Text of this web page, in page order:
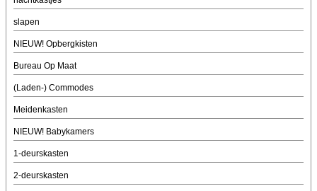
slapen
NIEUW! Opbergkisten
Bureau Op Maat
(Laden-) Commodes
Meidenkasten
NIEUW! Babykamers
1-deurskasten
2-deurskasten